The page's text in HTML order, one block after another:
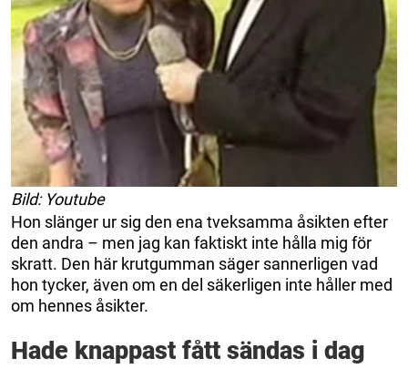
Bild: Youtube
Hon slänger ur sig den ena tveksamma åsikten efter
den andra – men jag kan faktiskt inte hålla mig för
skratt. Den här krutgumman säger sannerligen vad
hon tycker, även om en del säkerligen inte håller med
om hennes åsikter.
Hade knappast fått sändas i dag